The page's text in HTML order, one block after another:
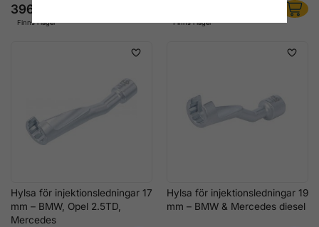
396 kr
Finns i lager Finns i lager
Hylsa för injektionsledningar 17
mm – BMW, Opel 2.5TD,
Mercedes
Hylsa för injektionsledningar 19
mm – BMW & Mercedes diesel